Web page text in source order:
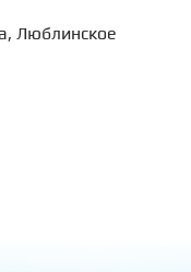
Люблинское